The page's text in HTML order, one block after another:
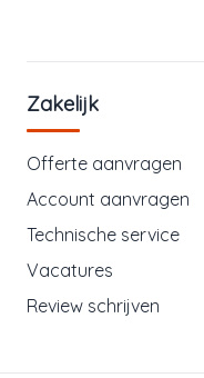
Zakelijk
Offerte aanvragen
Account aanvragen
Technische service
Vacatures
Review schrijven